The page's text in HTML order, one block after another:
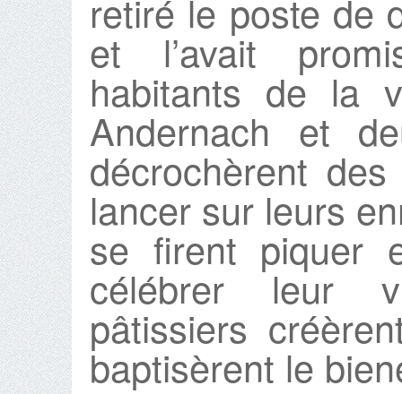
retiré le poste de
et l’avait
habitants de la
Andernach et
décrochèrent
lancer sur leurs
se firent piquer
célébrer leur
pâtissiers
baptisèrent le